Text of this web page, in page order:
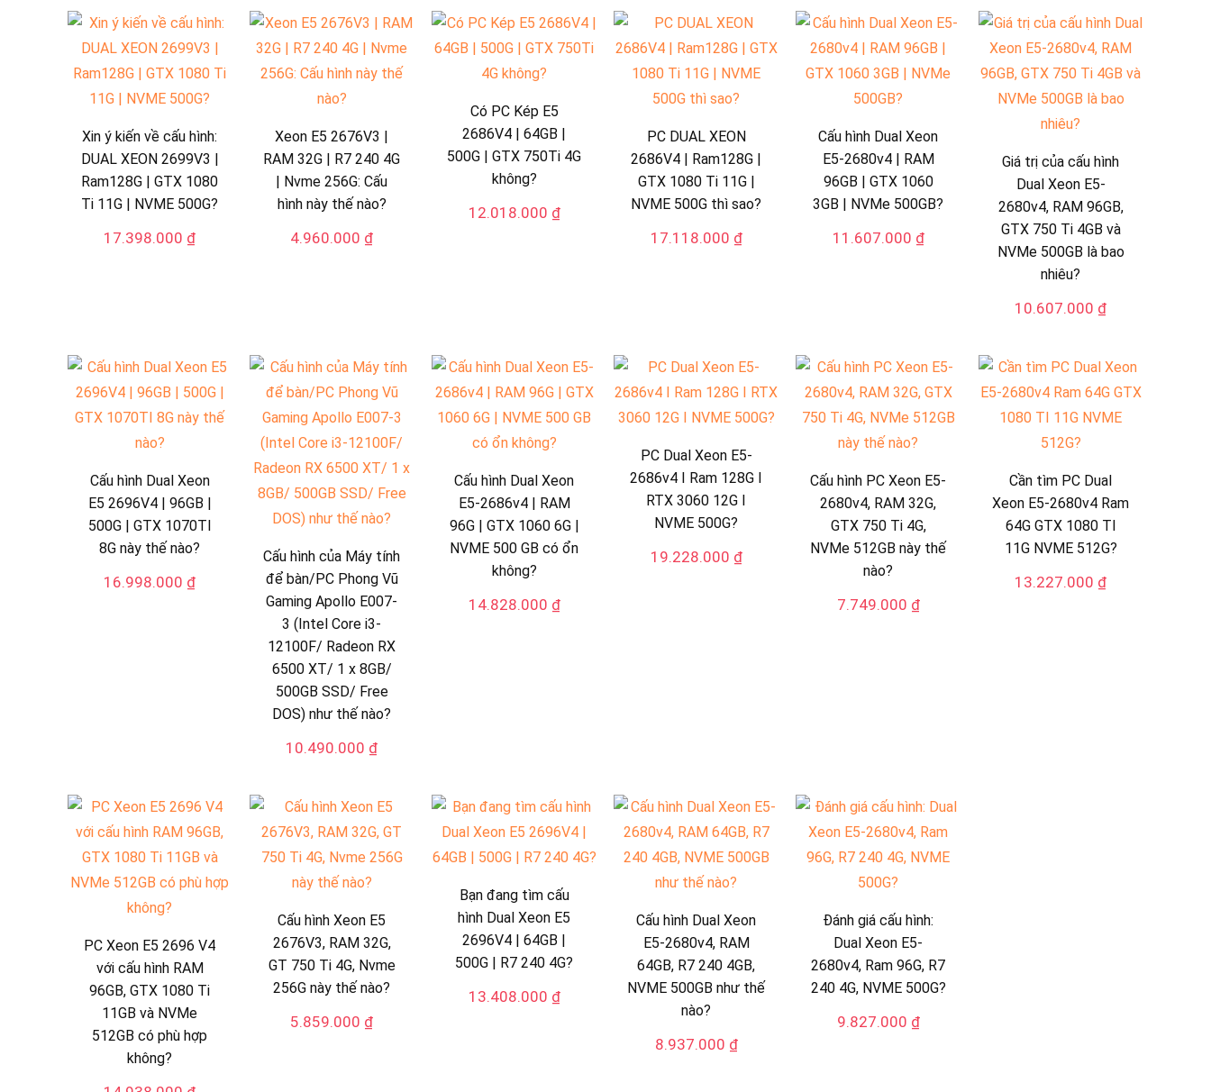
Xin ý kiến về cấu hình:
DUAL XEON 2699V3 |
Ram128G | GTX 1080
Ti 11G | NVME 500G?
17.398.000 ₫
Xeon E5 2676V3 |
RAM 32G | R7 240 4G
| Nvme 256G: Cấu
hình này thế nào?
4.960.000 ₫
Có PC Kép E5
2686V4 | 64GB |
500G | GTX 750Ti 4G
không?
12.018.000 ₫
PC DUAL XEON
2686V4 | Ram128G |
GTX 1080 Ti 11G |
NVME 500G thì sao?
17.118.000 ₫
Cấu hình Dual Xeon
E5-2680v4 | RAM
96GB | GTX 1060
3GB | NVMe 500GB?
11.607.000 ₫
Giá trị của cấu hình
Dual Xeon E5-
2680v4, RAM 96GB,
GTX 750 Ti 4GB và
NVMe 500GB là bao
nhiêu?
10.607.000 ₫
Cấu hình Dual Xeon
E5 2696V4 | 96GB |
500G | GTX 1070TI
8G này thế nào?
16.998.000 ₫
Cấu hình của Máy tính
để bàn/PC Phong Vũ
Gaming Apollo E007-
3 (Intel Core i3-
12100F/ Radeon RX
6500 XT/ 1 x 8GB/
500GB SSD/ Free
DOS) như thế nào?
10.490.000 ₫
Cấu hình Dual Xeon
E5-2686v4 | RAM
96G | GTX 1060 6G |
NVME 500 GB có ổn
không?
14.828.000 ₫
PC Dual Xeon E5-
2686v4 I Ram 128G I
RTX 3060 12G I
NVME 500G?
19.228.000 ₫
Cấu hình PC Xeon E5-
2680v4, RAM 32G,
GTX 750 Ti 4G,
NVMe 512GB này thế
nào?
7.749.000 ₫
Cần tìm PC Dual
Xeon E5-2680v4 Ram
64G GTX 1080 TI
11G NVME 512G?
13.227.000 ₫
PC Xeon E5 2696 V4
với cấu hình RAM
96GB, GTX 1080 Ti
11GB và NVMe
512GB có phù hợp
không?
Cấu hình Xeon E5
2676V3, RAM 32G,
GT 750 Ti 4G, Nvme
256G này thế nào?
5.859.000 ₫
Bạn đang tìm cấu
hình Dual Xeon E5
2696V4 | 64GB |
500G | R7 240 4G?
13.408.000 ₫
Cấu hình Dual Xeon
E5-2680v4, RAM
64GB, R7 240 4GB,
NVME 500GB như thế
nào?
8.937.000 ₫
Đánh giá cấu hình:
Dual Xeon E5-
2680v4, Ram 96G, R7
240 4G, NVME 500G?
9.827.000 ₫